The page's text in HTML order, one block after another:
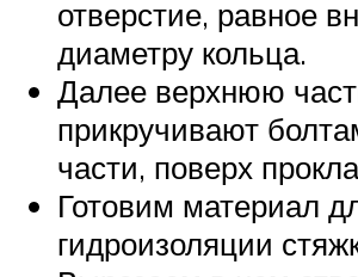
отверстие, равное
диаметру кольца.
Далее верхнюю
прикручивают
части, поверх
Готовим материал
гидроизоляции